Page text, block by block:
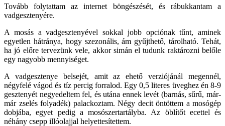
Tovább folytattam az internet böngészését, és rábukkantam a
vadgesztenyére.
A mosás a vadgesztenyével sokkal jobb opciónak tűnt, aminek
egyetlen hátránya, hogy szezonális, ám gyűjthető, tárolható. Tehát,
ha jó előre tervezünk vele, akkor simán el tudunk raktározni belőle
egy nagyobb mennyiséget.
A vadgesztenye belsejét, amit az ehető verziójánál megennél,
négyfelé vágod és tíz percig forralod. Egy 0,5 literes üveghez én 8-9
gesztenyét negyedeltem fel, és utána ennek levét (barnás, sűrű, már-
már zselés folyadék) palackoztam. Négy decit öntöttem a mosógép
dobjába, egyet pedig a mosószertartályba. Az öblítőt ecettel és
néhány csepp illóolajjal helyettesítettem.